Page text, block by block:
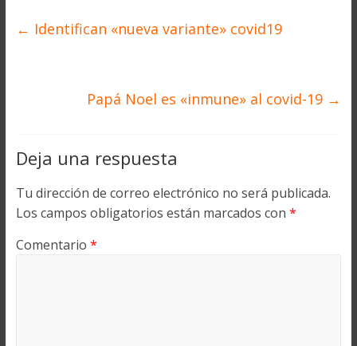
← Identifican «nueva variante» covid19
Papá Noel es «inmune» al covid-19 →
Deja una respuesta
Tu dirección de correo electrónico no será publicada.
Los campos obligatorios están marcados con *
Comentario *